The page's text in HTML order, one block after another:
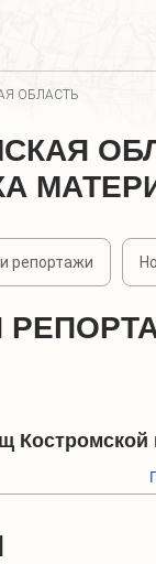
ОБЛАСТЬ
репортажи
Костромской